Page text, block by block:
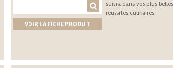
VOIR LA FICHE PRODUIT
suivra dans vos plus belles
réussites culinaires.